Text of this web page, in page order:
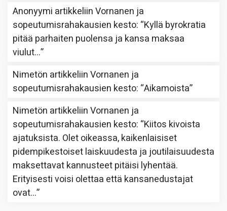
Anonyymi artikkeliinVornanen ja
sopeutumisrahakausien kesto: “Kyllä byrokratia
pitää parhaiten puolensa ja kansa maksaa
viulut…”
Nimetön artikkeliinVornanen ja
sopeutumisrahakausien kesto: “Aikamoista”
Nimetön artikkeliinVornanen ja
sopeutumisrahakausien kesto: “Kiitos kivoista
ajatuksista. Olet oikeassa, kaikenlaisiset
pidempikestoiset laiskuudesta ja joutilaisuudesta
maksettavat kannusteet pitäisi lyhentää.
Erityisesti voisi olettaa että kansanedustajat
ovat…”